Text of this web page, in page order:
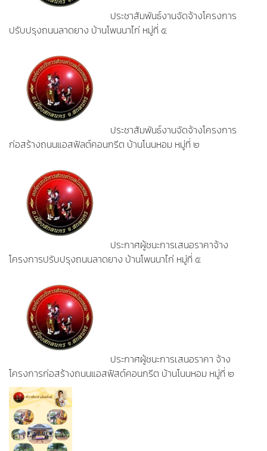
ประชาสัมพันธ์งานจัดจ้างโครงการ
ปรับปรุงถนนลาดยาง บ้านโพนนาไก่ หมู่ที่ ๕
ประชาสัมพันธ์งานจัดจ้างโครงการ
ก่อสร้างถนนแอสฟัลต์คอนกรีต บ้านโนนหอม หมู่ที่ ๒
ประกาศผู้ชนะการเสนอราคาจ้าง
โครงการปรับปรุงถนนลาดยาง บ้านโพนนาไก่ หมู่ที่ ๕
ประกาศผู้ชนะการเสนอราคา จ้าง
โครงการก่อสร้างถนนแอสฟัสต์คอนกรีต บ้านโนนหอม หมู่ที่ ๒